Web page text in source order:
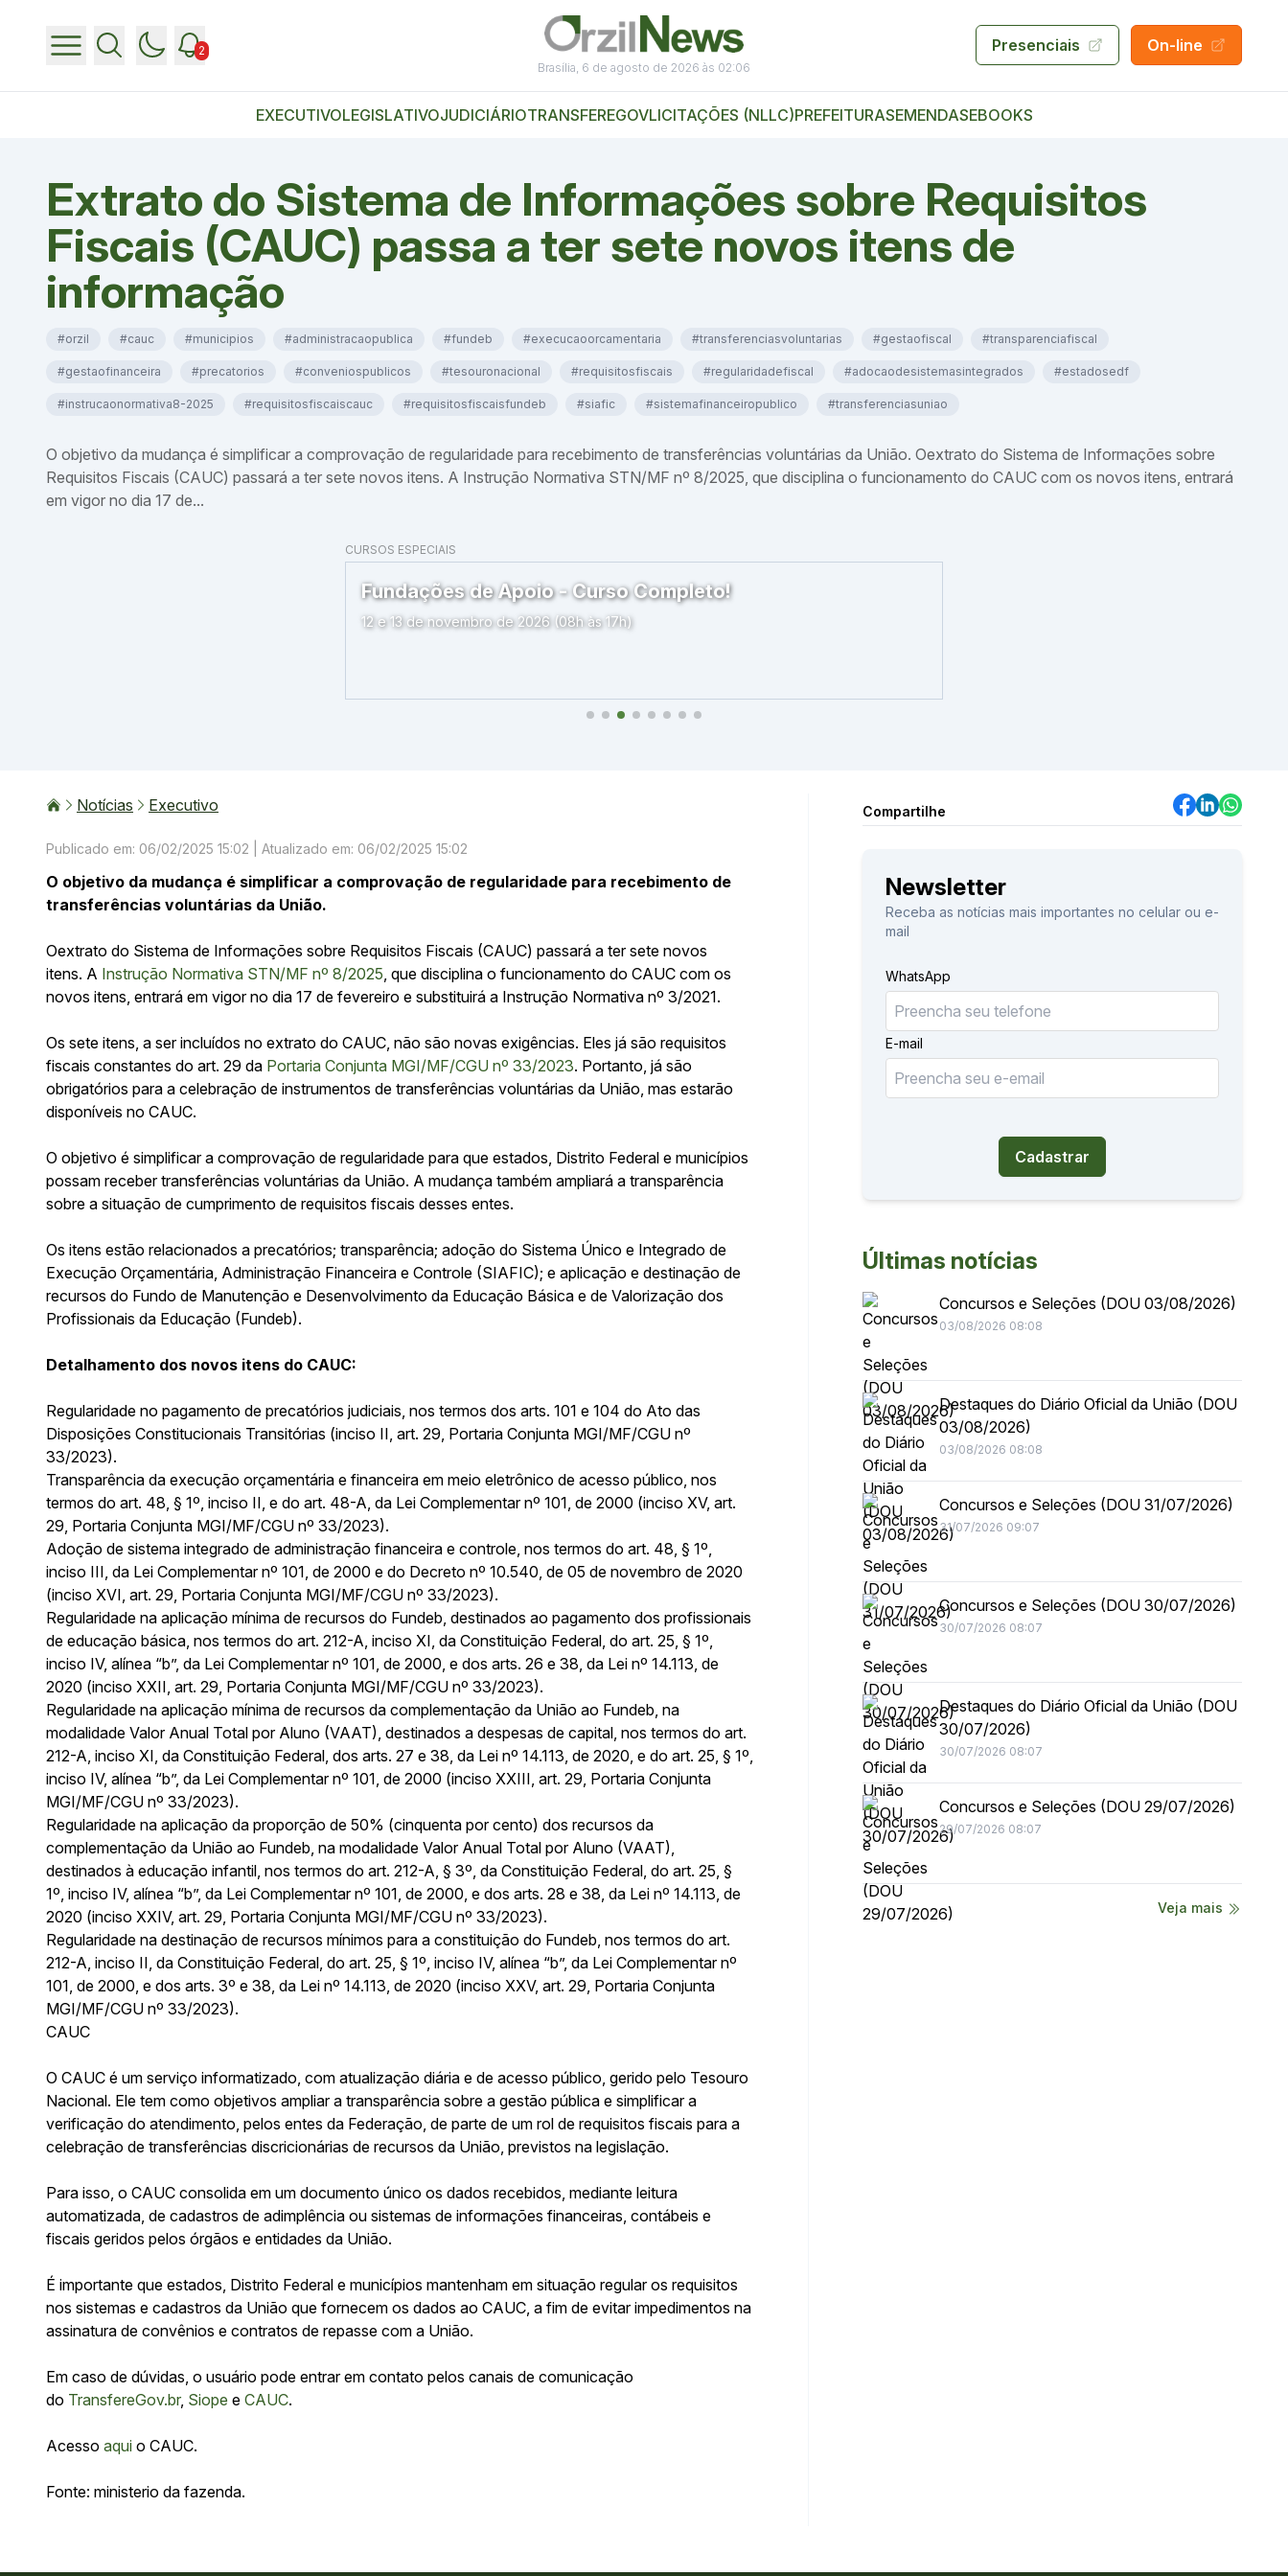
2
Brasília, 6 de agosto de 2026 às 02:06
Presenciais On-line
EXECUTIVOLEGISLATIVOJUDICIÁRIOTRANSFEREGOVLICITAÇÕES (NLLC)PREFEITURASEMENDASEBOOKS
Extrato do Sistema de Informações sobre Requisitos
Fiscais (CAUC) passa a ter sete novos itens de
informação
#orzil #cauc #municipios #administracaopublica #fundeb #execucaoorcamentaria #transferenciasvoluntarias #gestaofiscal #transparenciafiscal
#gestaofinanceira #precatorios #conveniospublicos #tesouronacional #requisitosfiscais #regularidadefiscal #adocaodesistemasintegrados #estadosedf
#instrucaonormativa8-2025 #requisitosfiscaiscauc #requisitosfiscaisfundeb #siafic #sistemafinanceiropublico #transferenciasuniao
O objetivo da mudança é simplificar a comprovação de regularidade para recebimento de transferências voluntárias da União. Oextrato do Sistema de Informações sobre
Requisitos Fiscais (CAUC) passará a ter sete novos itens. A Instrução Normativa STN/MF nº 8/2025, que disciplina o funcionamento do CAUC com os novos itens, entrará
em vigor no dia 17 de...
CURSOS ESPECIAIS
Fundações de Apoio - Curso Completo!
12 e 13 de novembro de 2026 (08h às 17h)
Notícias Executivo
Publicado em: 06/02/2025 15:02 | Atualizado em: 06/02/2025 15:02
O objetivo da mudança é simplificar a comprovação de regularidade para recebimento de
transferências voluntárias da União.
Oextrato do Sistema de Informações sobre Requisitos Fiscais (CAUC) passará a ter sete novos
itens. A Instrução Normativa STN/MF nº 8/2025 , que disciplina o funcionamento do CAUC com os
novos itens, entrará em vigor no dia 17 de fevereiro e substituirá a Instrução Normativa nº 3/2021.
Os sete itens, a ser incluídos no extrato do CAUC, não são novas exigências. Eles já são requisitos
fiscais constantes do art. 29 da Portaria Conjunta MGI/MF/CGU nº 33/2023. Portanto, já são
obrigatórios para a celebração de instrumentos de transferências voluntárias da União, mas estarão
disponíveis no CAUC.
O objetivo é simplificar a comprovação de regularidade para que estados, Distrito Federal e municípios
possam receber transferências voluntárias da União. A mudança também ampliará a transparência
sobre a situação de cumprimento de requisitos fiscais desses entes.
Os itens estão relacionados a precatórios; transparência; adoção do Sistema Único e Integrado de
Execução Orçamentária, Administração Financeira e Controle (SIAFIC); e aplicação e destinação de
recursos do Fundo de Manutenção e Desenvolvimento da Educação Básica e de Valorização dos
Profissionais da Educação (Fundeb).
Detalhamento dos novos itens do CAUC:
Regularidade no pagamento de precatórios judiciais, nos termos dos arts. 101 e 104 do Ato das
Disposições Constitucionais Transitórias (inciso II, art. 29, Portaria Conjunta MGI/MF/CGU nº
33/2023).
Transparência da execução orçamentária e financeira em meio eletrônico de acesso público, nos
termos do art. 48, § 1º, inciso II, e do art. 48-A, da Lei Complementar nº 101, de 2000 (inciso XV, art.
29, Portaria Conjunta MGI/MF/CGU nº 33/2023).
Adoção de sistema integrado de administração financeira e controle, nos termos do art. 48, § 1º,
inciso III, da Lei Complementar nº 101, de 2000 e do Decreto nº 10.540, de 05 de novembro de 2020
(inciso XVI, art. 29, Portaria Conjunta MGI/MF/CGU nº 33/2023).
Regularidade na aplicação mínima de recursos do Fundeb, destinados ao pagamento dos profissionais
de educação básica, nos termos do art. 212-A, inciso XI, da Constituição Federal, do art. 25, § 1º,
inciso IV, alínea “b”, da Lei Complementar nº 101, de 2000, e dos arts. 26 e 38, da Lei nº 14.113, de
2020 (inciso XXII, art. 29, Portaria Conjunta MGI/MF/CGU nº 33/2023).
Regularidade na aplicação mínima de recursos da complementação da União ao Fundeb, na
modalidade Valor Anual Total por Aluno (VAAT), destinados a despesas de capital, nos termos do art.
212-A, inciso XI, da Constituição Federal, dos arts. 27 e 38, da Lei nº 14.113, de 2020, e do art. 25, § 1º,
inciso IV, alínea “b”, da Lei Complementar nº 101, de 2000 (inciso XXIII, art. 29, Portaria Conjunta
MGI/MF/CGU nº 33/2023).
Regularidade na aplicação da proporção de 50% (cinquenta por cento) dos recursos da
complementação da União ao Fundeb, na modalidade Valor Anual Total por Aluno (VAAT),
destinados à educação infantil, nos termos do art. 212-A, § 3º, da Constituição Federal, do art. 25, §
1º, inciso IV, alínea “b”, da Lei Complementar nº 101, de 2000, e dos arts. 28 e 38, da Lei nº 14.113, de
2020 (inciso XXIV, art. 29, Portaria Conjunta MGI/MF/CGU nº 33/2023).
Regularidade na destinação de recursos mínimos para a constituição do Fundeb, nos termos do art.
212-A, inciso II, da Constituição Federal, do art. 25, § 1º, inciso IV, alínea “b”, da Lei Complementar nº
101, de 2000, e dos arts. 3º e 38, da Lei nº 14.113, de 2020 (inciso XXV, art. 29, Portaria Conjunta
MGI/MF/CGU nº 33/2023).
CAUC
O CAUC é um serviço informatizado, com atualização diária e de acesso público, gerido pelo Tesouro
Nacional. Ele tem como objetivos ampliar a transparência sobre a gestão pública e simplificar a
verificação do atendimento, pelos entes da Federação, de parte de um rol de requisitos fiscais para a
celebração de transferências discricionárias de recursos da União, previstos na legislação.
Para isso, o CAUC consolida em um documento único os dados recebidos, mediante leitura
automatizada, de cadastros de adimplência ou sistemas de informações financeiras, contábeis e
fiscais geridos pelos órgãos e entidades da União.
É importante que estados, Distrito Federal e municípios mantenham em situação regular os requisitos
nos sistemas e cadastros da União que fornecem os dados ao CAUC, a fim de evitar impedimentos na
assinatura de convênios e contratos de repasse com a União.
Em caso de dúvidas, o usuário pode entrar em contato pelos canais de comunicação
do TransfereGov.br, Siope e CAUC.
Acesso aqui o CAUC.
Fonte: ministerio da fazenda.
Compartilhe
Newsletter
Receba as notícias mais importantes no celular ou e-
mail
WhatsApp
E-mail
Cadastrar
Últimas notícias
Concursos e Seleções (DOU 03/08/2026)
03/08/2026 08:08
Destaques do Diário Oficial da União (DOU
03/08/2026)
03/08/2026 08:08
Concursos e Seleções (DOU 31/07/2026)
31/07/2026 09:07
Concursos e Seleções (DOU 30/07/2026)
30/07/2026 08:07
Destaques do Diário Oficial da União (DOU
30/07/2026)
30/07/2026 08:07
Concursos e Seleções (DOU 29/07/2026)
29/07/2026 08:07
Veja mais